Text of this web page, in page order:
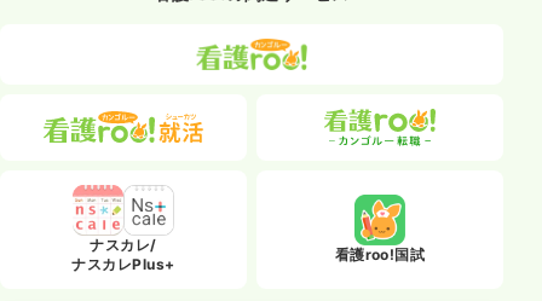
ナスカレ/
ナスカレPlus+
看護roo!国試